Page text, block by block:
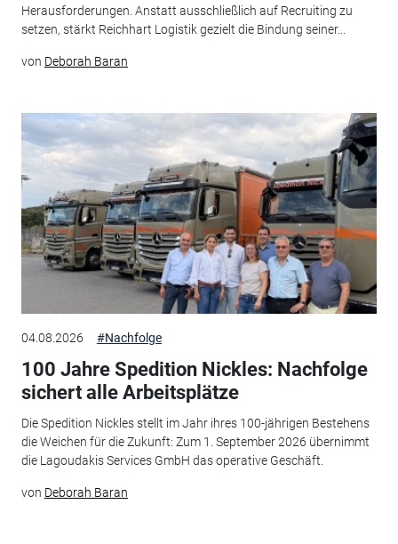
Herausforderungen. Anstatt ausschließlich auf Recruiting zu
setzen, stärkt Reichhart Logistik gezielt die Bindung seiner...
von Deborah Baran
04.08.2026 #Nachfolge
100 Jahre Spedition Nickles: Nachfolge
sichert alle Arbeitsplätze
Die Spedition Nickles stellt im Jahr ihres 100-jährigen Bestehens
die Weichen für die Zukunft: Zum 1. September 2026 übernimmt
die Lagoudakis Services GmbH das operative Geschäft.
von Deborah Baran